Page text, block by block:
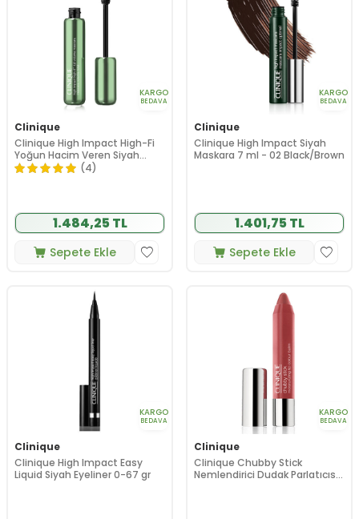
KARGO
BEDAVA
Clinique
Clinique High Impact High-Fi
Yoğun Hacim Veren Siyah
Maskara 10 ml - 01 Intense
(4)
1.484,25 TL
Sepete Ekle
KARGO
BEDAVA
Clinique
Clinique High Impact Siyah
Maskara 7 ml - 02 Black/Brown
1.401,75 TL
Sepete Ekle
KARGO
BEDAVA
Clinique
Clinique High Impact Easy
Liquid Siyah Eyeliner 0-67 gr
KARGO
BEDAVA
Clinique
Clinique Chubby Stick
Nemlendirici Dudak Parlatıcısı